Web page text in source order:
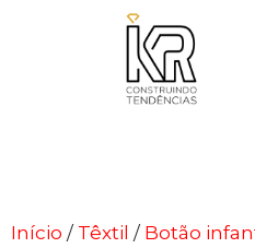
Início / Têxtil / Botão